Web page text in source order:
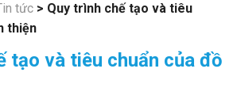
tức > Quy trình chế tạo và tiêu
thiện
tạo và tiêu chuẩn của đồ